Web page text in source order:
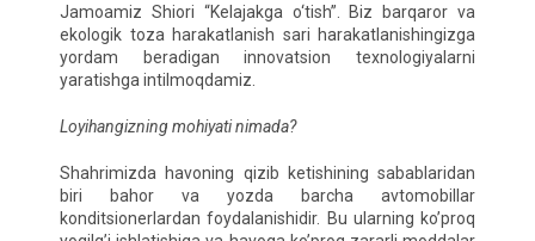
Jamoamiz Shiori “Kelajakga o‘tish”. Biz barqaror va
ekologik toza harakatlanish sari harakatlanishingizga
yordam beradigan innovatsion texnologiyalarni
yaratishga intilmoqdamiz.
Loyihangizning mohiyati nimada?
Shahrimizda havoning qizib ketishining sabablaridan
biri bahor va yozda barcha avtomobillar
konditsionerlardan foydalanishidir. Bu ularning ko’proq